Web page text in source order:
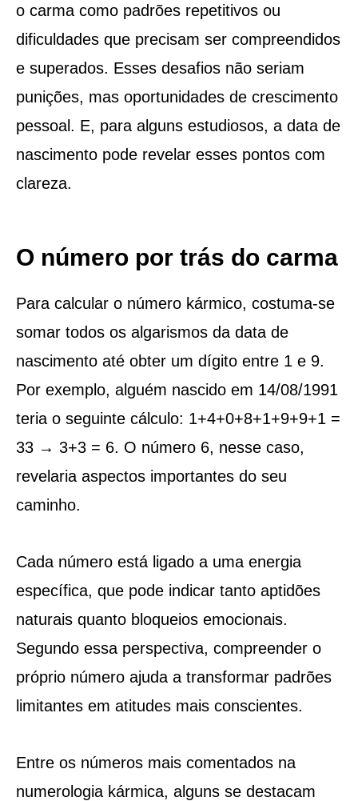
o carma como padrões repetitivos ou
dificuldades que precisam ser compreendidos
e superados. Esses desafios não seriam
punições, mas oportunidades de crescimento
pessoal. E, para alguns estudiosos, a data de
nascimento pode revelar esses pontos com
clareza.
O número por trás do carma
Para calcular o número kármico, costuma-se
somar todos os algarismos da data de
nascimento até obter um dígito entre 1 e 9.
Por exemplo, alguém nascido em 14/08/1991
teria o seguinte cálculo: 1+4+0+8+1+9+9+1 =
33 → 3+3 = 6. O número 6, nesse caso,
revelaria aspectos importantes do seu
caminho.
Cada número está ligado a uma energia
específica, que pode indicar tanto aptidões
naturais quanto bloqueios emocionais.
Segundo essa perspectiva, compreender o
próprio número ajuda a transformar padrões
limitantes em atitudes mais conscientes.
Entre os números mais comentados na
numerologia kármica, alguns se destacam